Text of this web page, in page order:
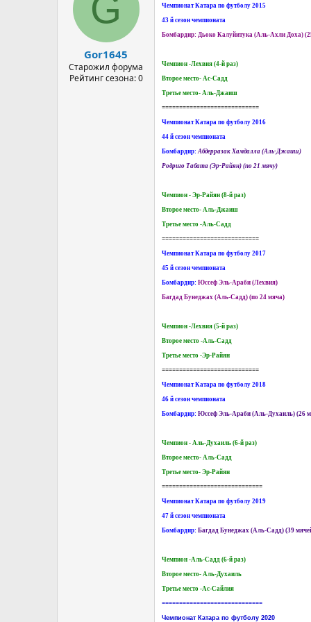
Gor1645
Старожил форума
Рейтинг сезона: 0
Чемпионат Катара по футболу 2015
43 й сезон чемпионата
Бомбардир: Дьоко Калуйитука (Аль-Ахли Доха)
Чемпион -Лехвия (4-й раз)
Второе место- Ас-Садд
Третье место- Аль-Джаиш
============================
Чемпионат Катара по футболу 2016
44 й сезон чемпионата
Бомбардир: Абдерразак Хамдалла (Аль-Джаиш)
Родриго Табата (Эр-Райян) (по 21 мячу)
Чемпион - Эр-Райян (8-й раз)
Второе место- Аль-Джаиш
Третье место -Аль-Садд
============================
Чемпионат Катара по футболу 2017
45 й сезон чемпионата
Бомбардир: Юссеф Эль-Араби (Лехвия)
Багдад Бунеджах (Аль-Садд) (по 24 мяча)
Чемпион -Лехвия (5-й раз)
Второе место -Аль-Садд
Третье место -Эр-Райян
============================
Чемпионат Катара по футболу 2018
46 й сезон чемпионата
Бомбардир: Юссеф Эль-Араби (Аль-Духаиль) (26
Чемпион - Аль-Духаиль (6-й раз)
Второе место- Аль-Садд
Третье место- Эр-Райян
=============================
Чемпионат Катара по футболу 2019
47 й сезон чемпионата
Бомбардир: Багдад Бунеджах (Аль-Садд) (39
Чемпион -Аль-Садд (6-й раз)
Второе место- Аль-Духаиль
Третье место -Ас-Сайлия
=============================
Чемпионат Катара по футболу 2020